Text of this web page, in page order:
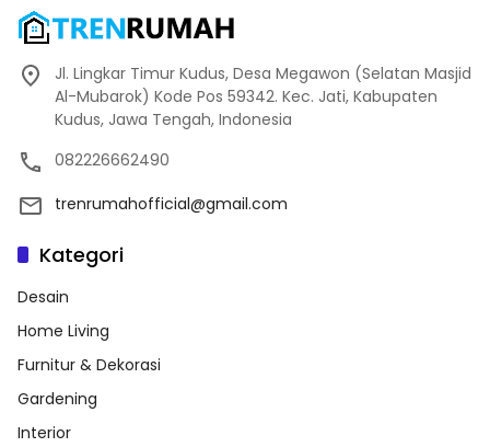
Jl. Lingkar Timur Kudus, Desa Megawon (Selatan Masjid
Al-Mubarok) Kode Pos 59342. Kec. Jati, Kabupaten
Kudus, Jawa Tengah, Indonesia
082226662490
trenrumahofficial@gmail.com
Kategori
Desain
Home Living
Furnitur & Dekorasi
Gardening
Interior